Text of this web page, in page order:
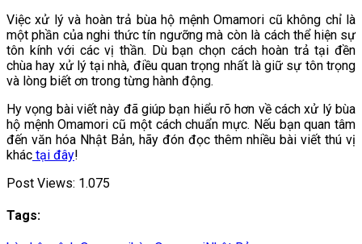
Việc xử lý và hoàn trả bùa hộ mệnh Omamori cũ không chỉ là
một phần của nghi thức tín ngưỡng mà còn là cách thể hiện sự
tôn kính với các vị thần. Dù bạn chọn cách hoàn trả tại đền
chùa hay xử lý tại nhà, điều quan trọng nhất là giữ sự tôn trọng
và lòng biết ơn trong từng hành động.
Hy vọng bài viết này đã giúp bạn hiểu rõ hơn về cách xử lý bùa
hộ mệnh Omamori cũ một cách chuẩn mực. Nếu bạn quan tâm
đến văn hóa Nhật Bản, hãy đón đọc thêm nhiều bài viết thú vị
khác tại đây!
Post Views: 1.075
Tags: